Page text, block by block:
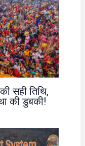
सही तिथि,
की डुबकी!